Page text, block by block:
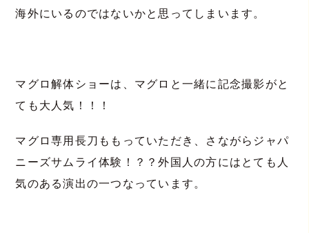
海外にいるのではないかと思ってしまいます。
マグロ解体ショーは、マグロと一緒に記念撮影がと
ても大人気！！！
マグロ専用長刀ももっていただき、さながらジャパ
ニーズサムライ体験！？？外国人の方にはとても人
気のある演出の一つなっています。